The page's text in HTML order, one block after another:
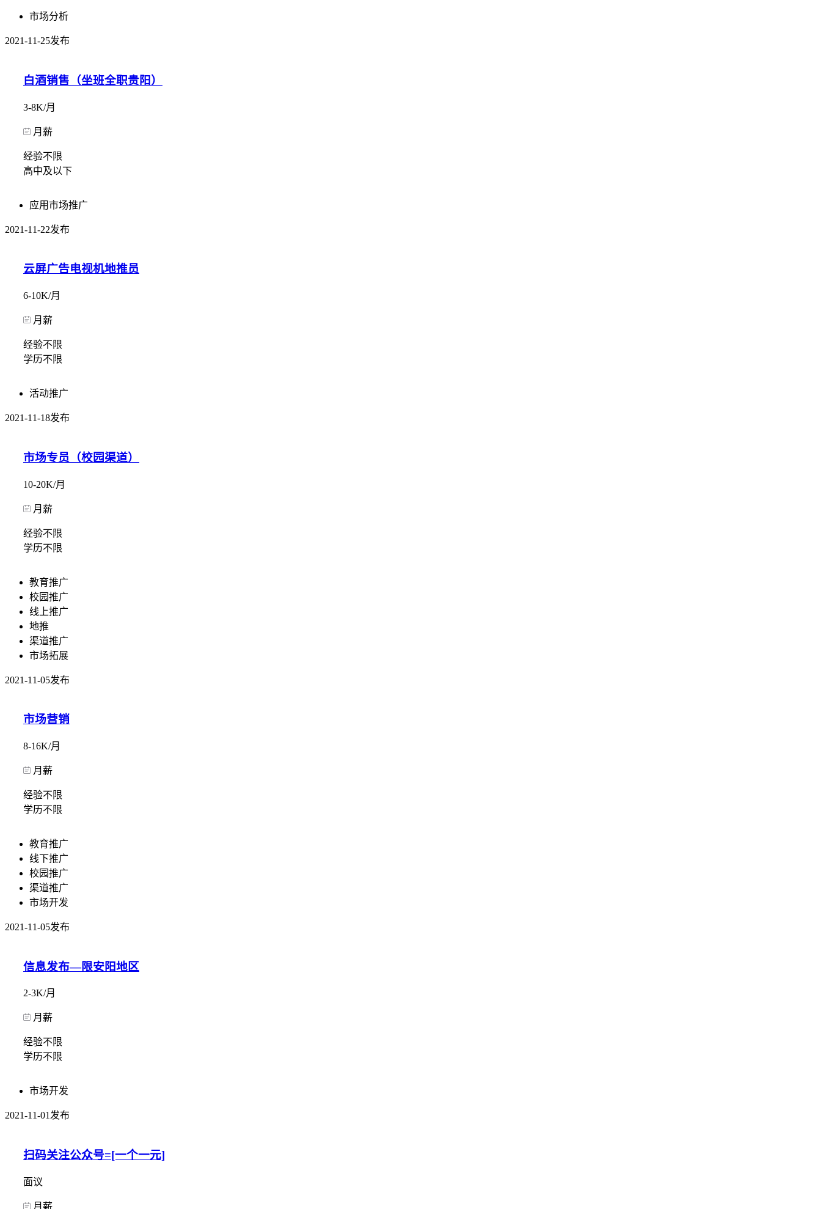
市场分析
2021-11-25发布
白酒销售（坐班全职贵阳）
3-8K/月
月薪
经验不限
高中及以下
应用市场推广
2021-11-22发布
云屏广告电视机地推员
6-10K/月
月薪
经验不限
学历不限
活动推广
2021-11-18发布
市场专员（校园渠道）
10-20K/月
月薪
经验不限
学历不限
教育推广
校园推广
线上推广
地推
渠道推广
市场拓展
2021-11-05发布
市场营销
8-16K/月
月薪
经验不限
学历不限
教育推广
线下推广
校园推广
渠道推广
市场开发
2021-11-05发布
信息发布—限安阳地区
2-3K/月
月薪
经验不限
学历不限
市场开发
2021-11-01发布
扫码关注公众号=[一个一元]
面议
月薪